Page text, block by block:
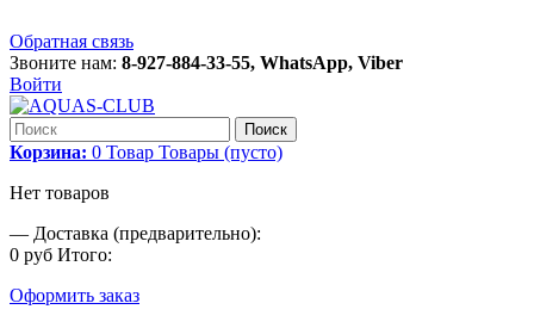
Обратная связь
Звоните нам: 8-927-884-33-55, WhatsApp, Viber
Войти
Поиск
Корзина: 0 Товар Товары (пусто)
Нет товаров
— Доставка (предварительно):
0 руб Итого:
Оформить заказ